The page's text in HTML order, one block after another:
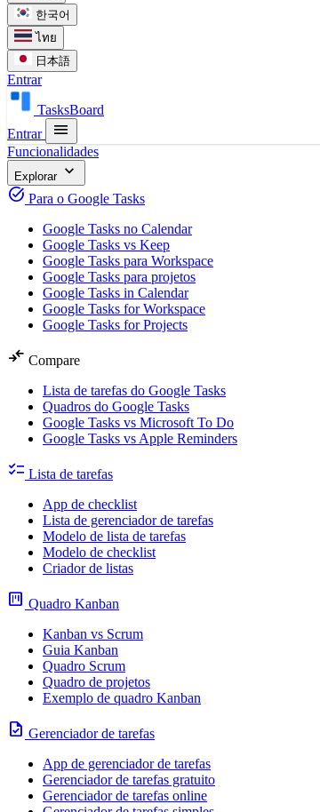
한국어
ไทย
日本語
Entrar
TasksBoard
Entrar
menu
Funcionalidades
Explorar expand_more
task_alt Para o Google Tasks
Google Tasks no Calendar
Google Tasks vs Keep
Google Tasks para Workspace
Google Tasks para projetos
Google Tasks in Calendar
Google Tasks for Workspace
Google Tasks for Projects
compare_arrows Compare
Lista de tarefas do Google Tasks
Quadros do Google Tasks
Google Tasks vs Microsoft To Do
Google Tasks vs Apple Reminders
checklist Lista de tarefas
App de checklist
Lista de gerenciador de tarefas
Modelo de lista de tarefas
Modelo de checklist
Criador de listas
view_kanban Quadro Kanban
Kanban vs Scrum
Guia Kanban
Quadro Scrum
Quadro de projetos
Exemplo de quadro Kanban
task Gerenciador de tarefas
App de gerenciador de tarefas
Gerenciador de tarefas gratuito
Gerenciador de tarefas online